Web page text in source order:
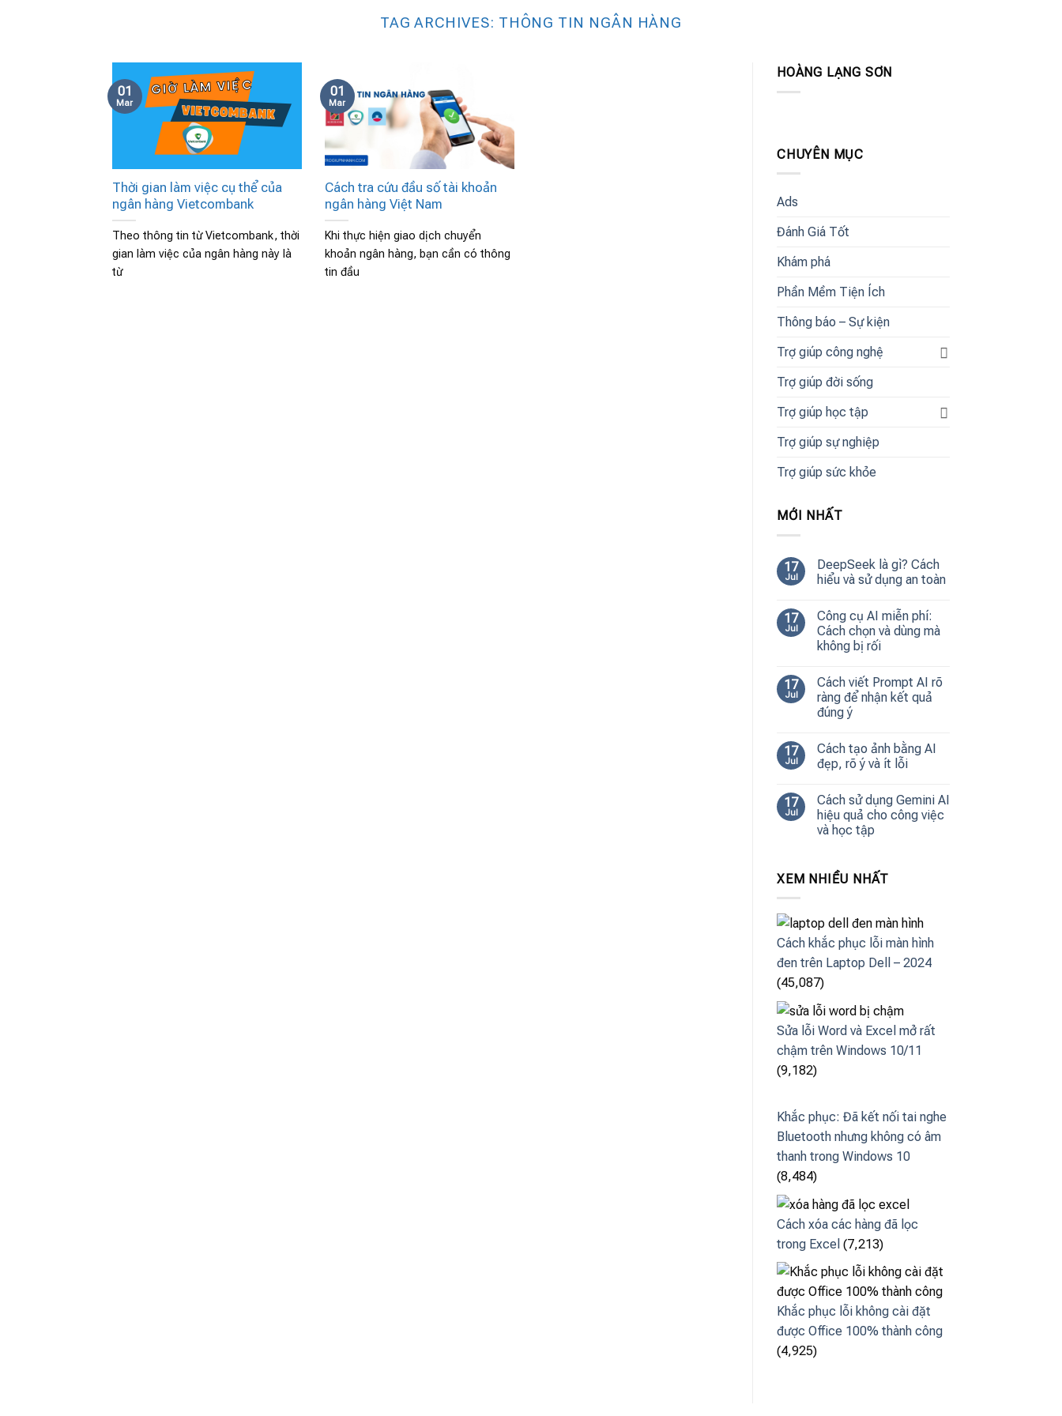
TAG ARCHIVES: THÔNG TIN NGÂN HÀNG
Thời gian làm việc cụ thể của
ngân hàng Vietcombank
Theo thông tin từ Vietcombank, thời
gian làm việc của ngân hàng này là
từ
01
Mar
Cách tra cứu đầu số tài khoản
ngân hàng Việt Nam
Khi thực hiện giao dịch chuyển
khoản ngân hàng, bạn cần có thông
tin đầu
01
Mar
HOÀNG LẠNG SƠN
CHUYÊN MỤC
Ads
Đánh Giá Tốt
Khám phá
Phần Mềm Tiện Ích
Thông báo – Sự kiện
Trợ giúp công nghệ
Trợ giúp đời sống
Trợ giúp học tập
Trợ giúp sự nghiệp
Trợ giúp sức khỏe
MỚI NHẤT
17
Jul
DeepSeek là gì? Cách
hiểu và sử dụng an toàn
17
Jul
Công cụ AI miễn phí:
Cách chọn và dùng mà
không bị rối
17
Jul
Cách viết Prompt AI rõ
ràng để nhận kết quả
đúng ý
17
Jul
Cách tạo ảnh bằng AI
đẹp, rõ ý và ít lỗi
17
Jul
Cách sử dụng Gemini AI
hiệu quả cho công việc
và học tập
XEM NHIỀU NHẤT
Cách khắc phục lỗi màn hình
đen trên Laptop Dell – 2024
(45,087)
Sửa lỗi Word và Excel mở rất
chậm trên Windows 10/11
(9,182)
Khắc phục: Đã kết nối tai nghe
Bluetooth nhưng không có âm
thanh trong Windows 10
(8,484)
Cách xóa các hàng đã lọc
trong Excel (7,213)
Khắc phục lỗi không cài đặt
được Office 100% thành công
(4,925)